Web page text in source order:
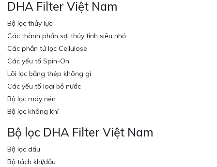
DHA Filter Việt Nam
Bộ lọc thủy lực
Các thành phần sợi thủy tinh siêu nhỏ
Các phần tử lọc Cellulose
Các yếu tố Spin-On
Lõi lọc bằng thép không gỉ
Các yếu tố loại bỏ nước
Bộ lọc máy nén
Bộ lọc không khí
Bộ lọc DHA Filter Việt Nam
Bộ lọc dầu
Bộ tách khí/dầu